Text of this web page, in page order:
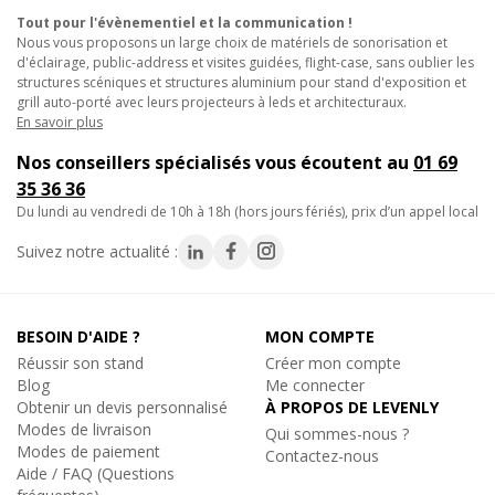
• Rallonge d'alimentation en rack de sonorisation ou de lumière.
• Liaison entre machines à effets en cascade.
• Câblage électrique temporaire pour événements et salons.
Caractéristiques techniques :
- Connecteur A : IEC mâle.
- Connecteur B : IEC femelle.
- Longueur : 1,5m.
- Poids : environ 180g.
Ajouter au panier
IECMF5, Cordon d'alimentation IEC
Cordon IEC mâle femelle rallonge 5m
21€ TTC
En stock, livré sous 24/48h
Réf. 11170
Contest
IECMF7, Cordon d'alimentation IEC
Cordon IEC mâle femelle rallonge 7m
Tout pour l'évènementiel et la communication !
Nous vous proposons un large choix de matériels de sonorisation et
d'éclairage, public-address et visites guidées, flight-case, sans oublier les
structures scéniques et structures aluminium pour stand d'exposition et
grill auto-porté avec leurs projecteurs à leds et architecturaux.
En savoir plus
Nos conseillers spécialisés vous écoutent au 01 69
35 36 36
du lundi au vendredi de 10h à 18h (hors jours fériés), prix d’un appel local
Suivez notre actualité :
BESOIN D'AIDE ?
Réussir son stand
Blog
Obtenir un devis personnalisé
Modes de livraison
Modes de paiement
Aide / FAQ (Questions
MON COMPTE
Créer mon compte
Me connecter
À PROPOS DE LEVENLY
Qui sommes-nous ?
Contactez-nous